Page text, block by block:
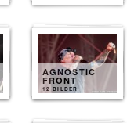
AGNOSTIC
FRONT
12 BILDER